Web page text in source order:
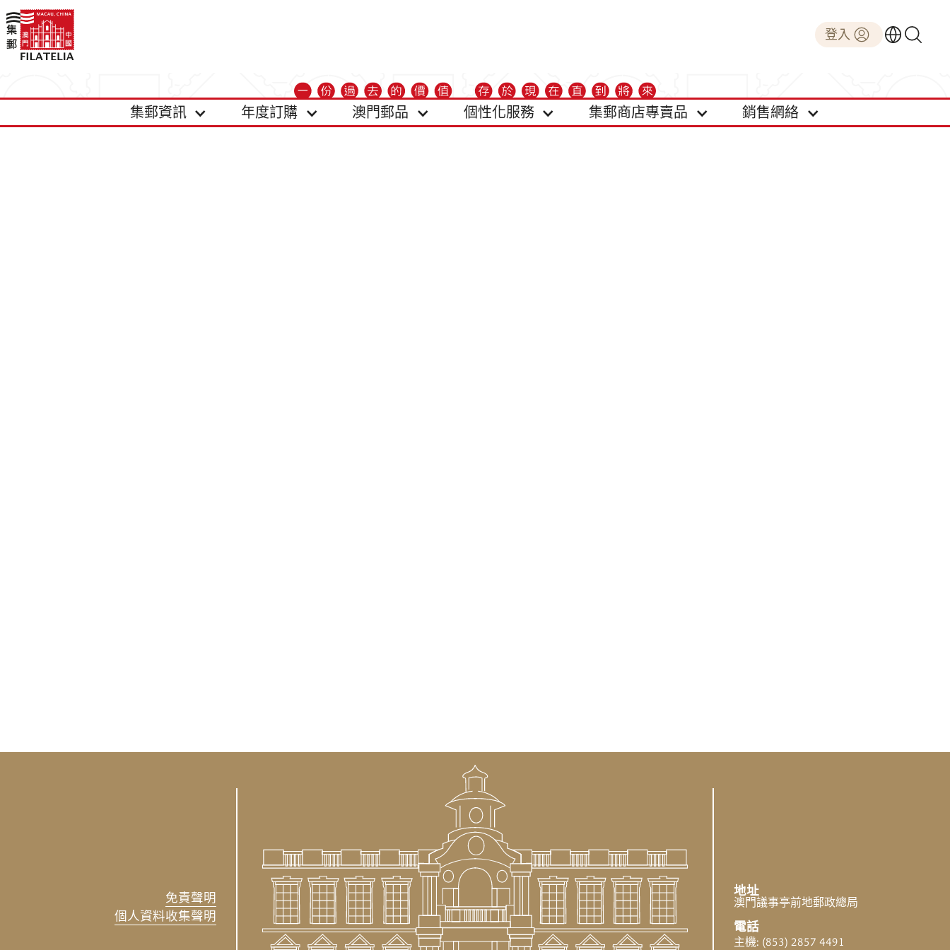
登入
集郵資訊 年度訂購 澳門郵品 個性化服務 集郵商店專賣品 銷售網絡
免責聲明
個人資料收集聲明
地址
澳門議事亭前地郵政總局
電話
主機: (853) 2857 4491